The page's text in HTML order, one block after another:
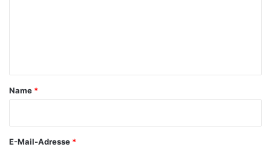
a
Name *
E-Mail-Adresse *